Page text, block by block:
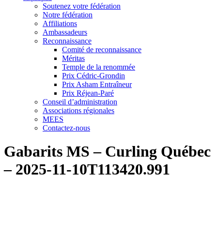
Soutenez votre fédération
Notre fédération
Affiliations
Ambassadeurs
Reconnaissance
Comité de reconnaissance
Méritas
Temple de la renommée
Prix Cédric-Grondin
Prix Asham Entraîneur
Prix Réjean-Paré
Conseil d’administration
Associations régionales
MEES
Contactez-nous
Gabarits MS – Curling Québec
– 2025-11-10T113420.991